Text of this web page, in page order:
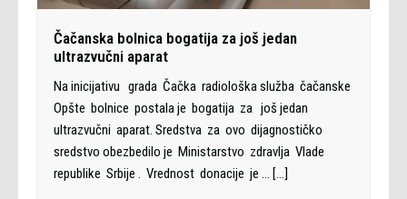
Čačanska bolnica bogatija za još jedan
ultrazvučni aparat
Na inicijativu grada Čačka radiološka služba čačanske
Opšte bolnice postala je bogatija za još jedan
ultrazvučni aparat. Sredstva za ovo dijagnostičko
sredstvo obezbedilo je Ministarstvo zdravlja Vlade
republike Srbije . Vrednost donacije je … […]